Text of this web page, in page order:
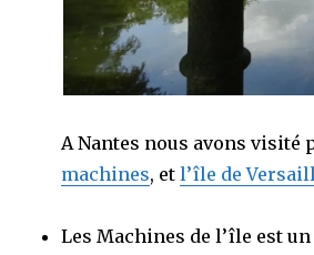
A Nantes nous avons
machines, et l’île de
Les Machines de l’île est